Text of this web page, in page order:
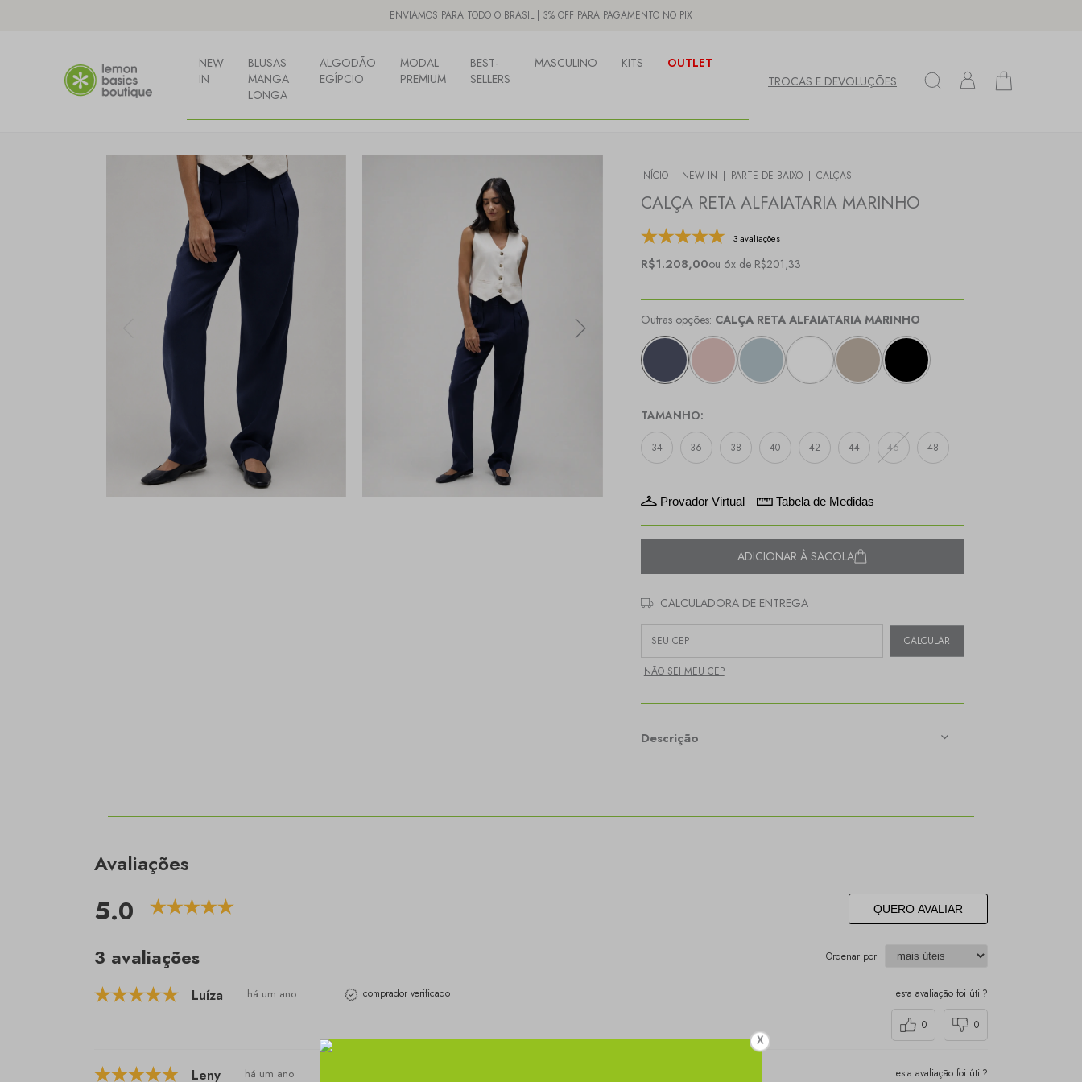
ENVIAMOS PARA TODO O BRASIL | 3% OFF PARA PAGAMENTO NO PIX
NEW
IN
BLUSAS
MANGA
LONGA
ALGODÃO
EGÍPCIO
MODAL
PREMIUM
BEST-
SELLERS
MASCULINO KITS
OUTLET
TROCAS E DEVOLUÇÕES
INÍCIO | NEW IN | PARTE DE BAIXO | CALÇAS
CALÇA RETA ALFAIATARIA MARINHO
3 avaliações
R$1.208,00ou 6x de R$201,33
Outras opções: CALÇA RETA ALFAIATARIA MARINHO
TAMANHO:
34 36 38 40 42 44 46 48
Provador Virtual Tabela de Medidas
ADICIONAR À SACOLA
CALCULADORA DE ENTREGA
Entregas para o CEP:
CALCULAR
NÃO SEI MEU CEP
Descrição
Avaliações
5.0 QUERO AVALIAR
3 avaliações Ordenar por
Luíza há um ano comprador verificado esta avaliação foi útil?
0 0
Leny há um ano esta avaliação foi útil?
X